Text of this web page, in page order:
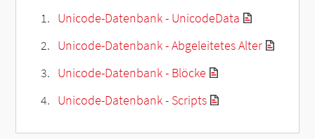
Unicode-Datenbank - UnicodeData
Unicode-Datenbank - Abgeleitetes Alter
Unicode-Datenbank - Blöcke
Unicode-Datenbank - Scripts